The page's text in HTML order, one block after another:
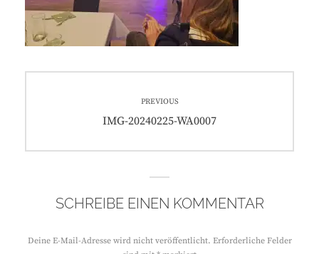
PREVIOUS
Previous
IMG-20240225-WA0007
SCHREIBE EINEN KOMMENTAR
Deine E-Mail-Adresse wird nicht veröffentlicht. Erforderliche Felder